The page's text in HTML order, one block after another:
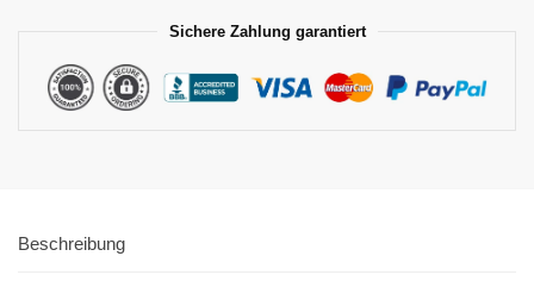
Sichere Zahlung garantiert
Beschreibung